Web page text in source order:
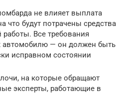
не влияет выплата
что будут потрачены средства
Все требования
автомобилю — он должен быть
исправном состоянии
на которые обращают
эксперты, работающие в